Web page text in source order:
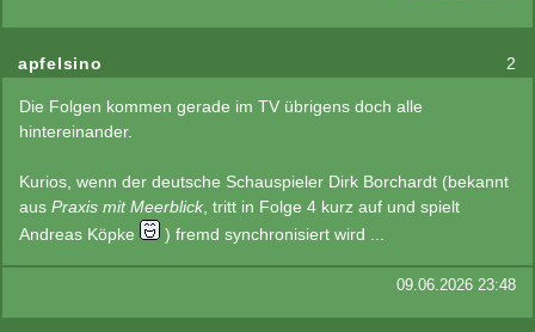
2
apfelsino
Die Folgen kommen gerade im TV übrigens doch alle
hintereinander.
Kurios, wenn der deutsche Schauspieler Dirk Borchardt (bekannt
ausPraxis mit Meerblick, tritt in Folge 4 kurz auf und spielt
Andreas Köpke
) fremd synchronisiert wird ...
09.06.2026 23:48